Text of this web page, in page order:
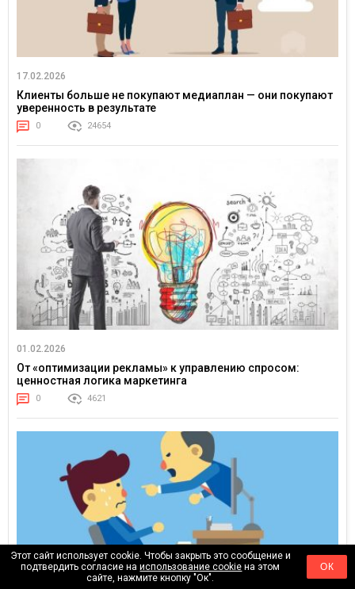
17.02.2026
Клиенты больше не покупают медиаплан — они покупают
уверенность в результате
0 24654
01.02.2026
От «оптимизации рекламы» к управлению спросом:
ценностная логика маркетинга
0 4621
Этот сайт использует cookie. Чтобы закрыть это сообщение и
подтвердить согласие наиспользование cookie на этом
сайте, нажмите кнопку "Ок".
ОК